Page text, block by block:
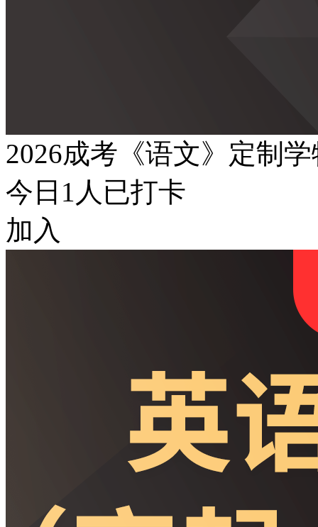
2026成考《语文》定制
今日 1 人已打卡
加入